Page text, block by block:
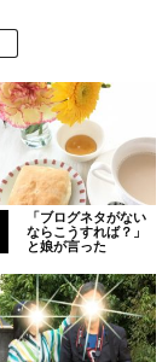
「ブログネタがない
ならこうすれば？」
と娘が言った